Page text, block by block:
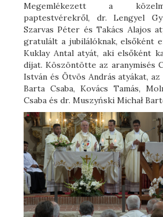
Megemlékezett a
paptestvérekről, dr. Lengyel
Szarvas Péter és Takács Alajos
gratulált a jubilálóknak, elsőként
Kuklay Antal atyát, aki elsőként
díjat. Köszöntötte az aranymisés
István és Ötvös András atyákat,
Barta Csaba, Kovács Tamás,
Csaba és dr. Muszyński Michał